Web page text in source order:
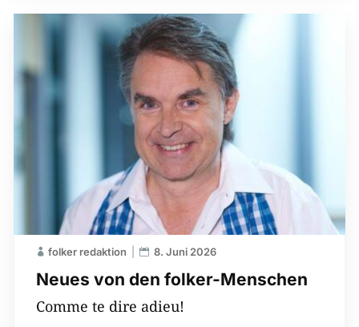
Neues von den folker-Menschen
folker redaktion 8. Juni 2026
Comme te dire adieu!